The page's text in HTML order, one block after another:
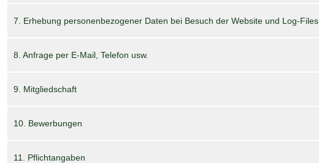
7. Erhebung personenbezogener Daten bei Besuch der Website und Log-Files
8. Anfrage per E-Mail, Telefon usw.
9. Mitgliedschaft
10. Bewerbungen
11. Pflichtangaben